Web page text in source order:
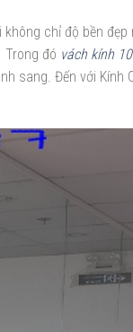
chỉ độ bền
đó vách kính
sang. Đến với Kính